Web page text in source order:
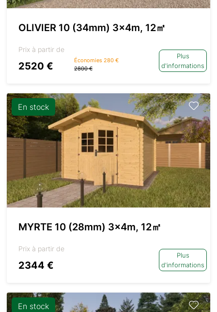
OLIVIER 10 (34mm) 3x4m, 12㎡
Prix à partir de
2520 €
Économies 280 €
2800 €
Plus
d'informations
En stock
MYRTE 10 (28mm) 3x4m, 12㎡
Prix à partir de
2344 €
Plus
d'informations
En stock